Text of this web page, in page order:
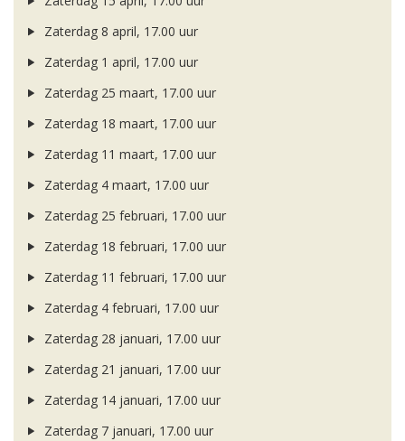
Zaterdag 8 april, 17.00 uur
Zaterdag 1 april, 17.00 uur
Zaterdag 25 maart, 17.00 uur
Zaterdag 18 maart, 17.00 uur
Zaterdag 11 maart, 17.00 uur
Zaterdag 4 maart, 17.00 uur
Zaterdag 25 februari, 17.00 uur
Zaterdag 18 februari, 17.00 uur
Zaterdag 11 februari, 17.00 uur
Zaterdag 4 februari, 17.00 uur
Zaterdag 28 januari, 17.00 uur
Zaterdag 21 januari, 17.00 uur
Zaterdag 14 januari, 17.00 uur
Zaterdag 7 januari, 17.00 uur